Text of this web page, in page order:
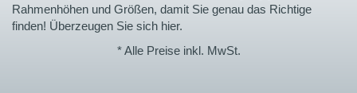
Rahmenhöhen und Größen, damit Sie genau das Richtige
finden! Überzeugen Sie sich hier.
* Alle Preise inkl. MwSt.